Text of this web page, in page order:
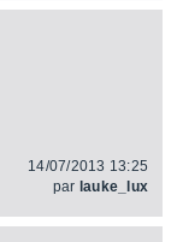
14/07/2013 13:25
par lauke_lux